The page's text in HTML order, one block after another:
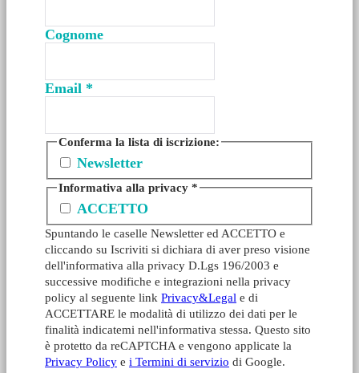
Cognome
Email *
Conferma la lista di iscrizione:
Newsletter
Informativa alla privacy*
ACCETTO
Spuntando le caselle Newsletter ed ACCETTO e
cliccando su Iscriviti si dichiara di aver preso visione
dell'informativa alla privacy D.Lgs 196/2003 e
successive modifiche e integrazioni nella privacy
policy al seguente link Privacy&Legal e di
ACCETTARE le modalità di utilizzo dei dati per le
finalità indicatemi nell'informativa stessa. Questo sito
è protetto da reCAPTCHA e vengono applicate la
Privacy Policy e i Termini di servizio di Google.